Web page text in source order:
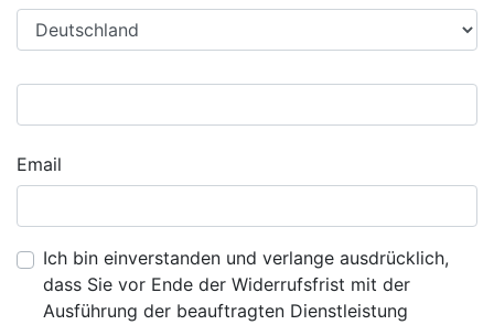
Email
Ich bin einverstanden und verlange ausdrücklich,
dass Sie vor Ende der Widerrufsfrist mit der
Ausführung der beauftragten Dienstleistung